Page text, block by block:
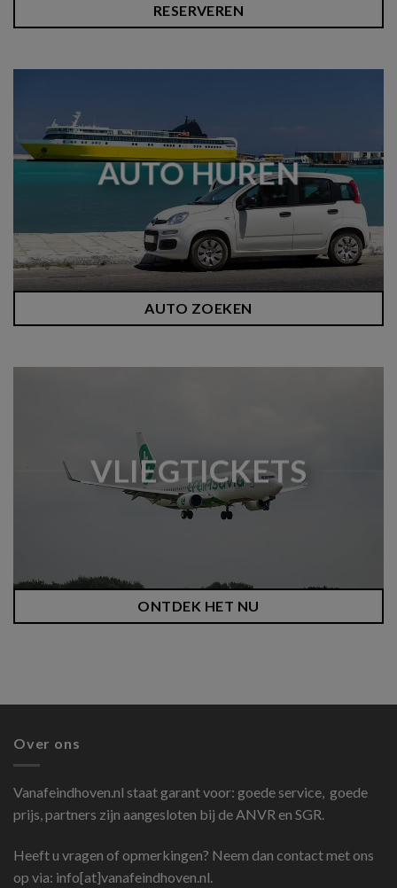
RESERVEREN
AUTO HUREN
AUTO ZOEKEN
VLIEGTICKETS
ONTDEK HET NU
Over ons
Vanafeindhoven.nl staat garant voor: goede service, goede
prijs, partners zijn aangesloten bij de ANVR en SGR.
Heeft u vragen of opmerkingen? Neem dan contact met ons
op via: info[at]vanafeindhoven.nl.